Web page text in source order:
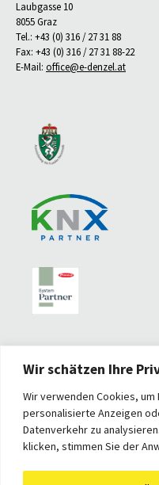
Wir schätzen Ihre
Wir verwenden Cookies,
personalisierte Anzeigen
Datenverkehr zu
klicken, stimmen Sie der
Laubgasse 10
8055 Graz
Tel.: +43 (0) 316 / 27 31 88
Fax: +43 (0) 316 / 27 31 88-22
E-Mail: office@e-denzel.at